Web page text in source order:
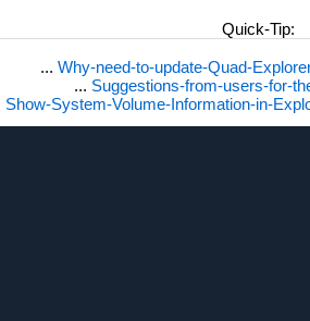
Quick-Tip:
... Why-need-to-update-Quad-
... Suggestions-from-users-for-
Show-System-Volume-Information-in-